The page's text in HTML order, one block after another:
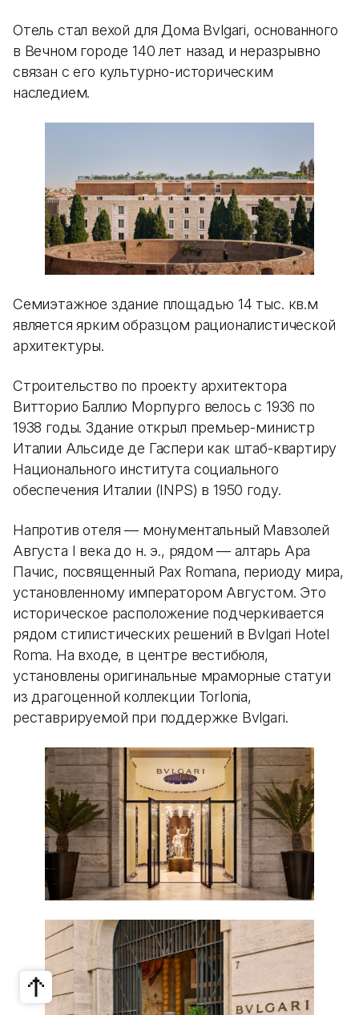
Отель стал вехой для Дома Bvlgari, основанного
в Вечном городе 140 лет назад и неразрывно
связан с его культурно-историческим
наследием.
Семиэтажное здание площадью 14 тыс. кв.м
является ярким образцом рационалистической
архитектуры.
Строительство по проекту архитектора
Витторио Баллио Морпурго велось с 1936 по
1938 годы. Здание открыл премьер-министр
Италии Альсиде де Гаспери как штаб-квартиру
Национального института социального
обеспечения Италии (INPS) в 1950 году.
Напротив отеля — монументальный Мавзолей
Августа I века до н. э., рядом — алтарь Ара
Пачис, посвященный Pax Romana, периоду мира,
установленному императором Августом. Это
историческое расположение подчеркивается
рядом стилистических решений в Bvlgari Hotel
Roma. На входе, в центре вестибюля,
установлены оригинальные мраморные статуи
из драгоценной коллекции Torlonia,
реставрируемой при поддержке Bvlgari.